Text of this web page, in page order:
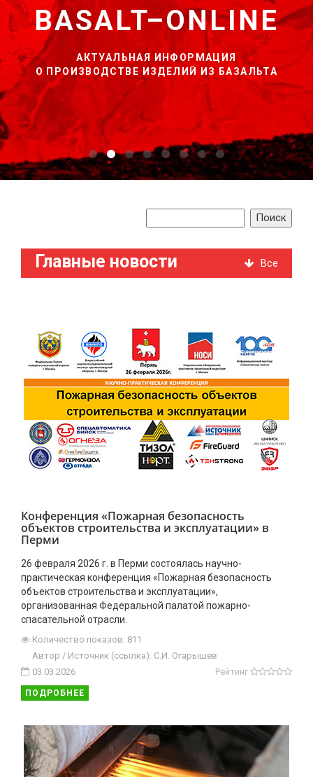
BASALT–ONLINE
АКТУАЛЬНАЯ ИНФОРМАЦИЯ
О ПРОИЗВОДСТВЕ ИЗДЕЛИЙ ИЗ БАЗАЛЬТА
Главные новости Все
Конференция «Пожарная безопасность
объектов строительства и эксплуатации» в
Перми
26 февраля 2026 г. в Перми состоялась научно-
практическая конференция «Пожарная безопасность
объектов строительства и эксплуатации»,
организованная Федеральной палатой пожарно-
спасательной отрасли.
Количество показов: 811
Автор / Источник (ссылка): С.И. Огарышев
03.03.2026
Рейтинг
ПОДРОБНЕЕ